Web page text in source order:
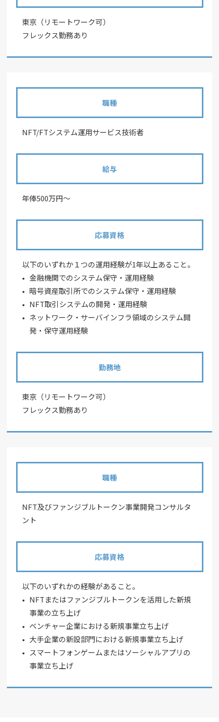
東京（リモートワーク可）
フレックス勤務あり
職種
NFT/FTシステム運用サービス技術者
給与
年俸500万円～
応募資格
以下のいずれか１つの運用経験が1年以上あること。
金融機関でのシステム保守・運用経験
暗号資産取引所でのシステム保守・運用経験
NFT取引システムの開発・運用経験
ネットワーク・サーバインフラ領域のシステム開
発・保守運用経験
勤務地
東京（リモートワーク可）
フレックス勤務あり
職種
NFT及びファンジブルトークン事業開発コンサルタ
ント
応募資格
以下のいずれかの経験があること。
NFTまたはファンジブルトークンを活用した新規
事業の立ち上げ
ベンチャー企業における新規事業立ち上げ
大手企業の新設部門における新規事業立ち上げ
スマートフォンゲームまたはソーシャルアプリの
事業立ち上げ